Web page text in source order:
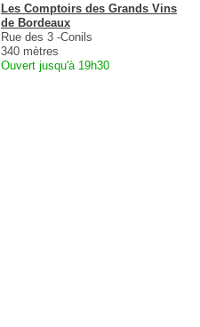
Les Comptoirs des Grands Vins
de Bordeaux
Rue des 3 -Conils
340 mètres
Ouvert jusqu'à 19h30